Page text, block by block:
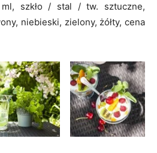
ml, szkło / stal / tw. sztuczne,
niebieski, zielony, żółty, cena